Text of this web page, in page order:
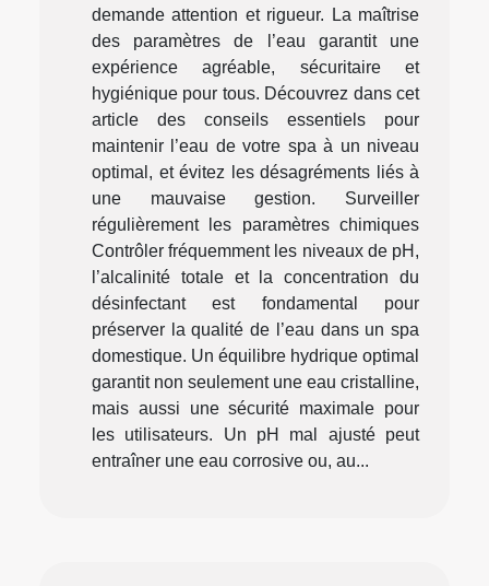
demande attention et rigueur. La maîtrise
des paramètres de l’eau garantit une
expérience agréable, sécuritaire et
hygiénique pour tous. Découvrez dans cet
article des conseils essentiels pour
maintenir l’eau de votre spa à un niveau
optimal, et évitez les désagréments liés à
une mauvaise gestion. Surveiller
régulièrement les paramètres chimiques
Contrôler fréquemment les niveaux de pH,
l’alcalinité totale et la concentration du
désinfectant est fondamental pour
préserver la qualité de l’eau dans un spa
domestique. Un équilibre hydrique optimal
garantit non seulement une eau cristalline,
mais aussi une sécurité maximale pour
les utilisateurs. Un pH mal ajusté peut
entraîner une eau corrosive ou, au...